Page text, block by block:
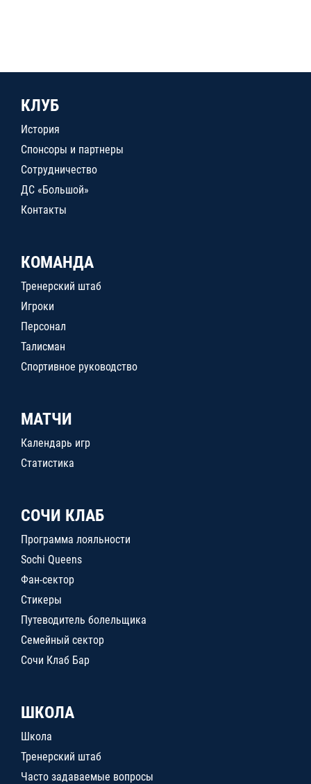
КЛУБ
История
Спонсоры и партнеры
Сотрудничество
ДС «Большой»
Контакты
КОМАНДА
Тренерский штаб
Игроки
Персонал
Талисман
Спортивное руководство
МАТЧИ
Календарь игр
Статистика
СОЧИ КЛАБ
Программа лояльности
Sochi Queens
Фан-сектор
Стикеры
Путеводитель болельщика
Семейный сектор
Сочи Клаб Бар
ШКОЛА
Школа
Тренерский штаб
Часто задаваемые вопросы